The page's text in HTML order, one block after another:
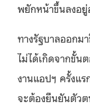
พยักหน้าขึ้นลงอยู่
ทางรัฐบาลออกม
ไม่ได้เกิดจากขั้น
งานแอปฯ ครั้งแ
จะต้องยืนยันตัว